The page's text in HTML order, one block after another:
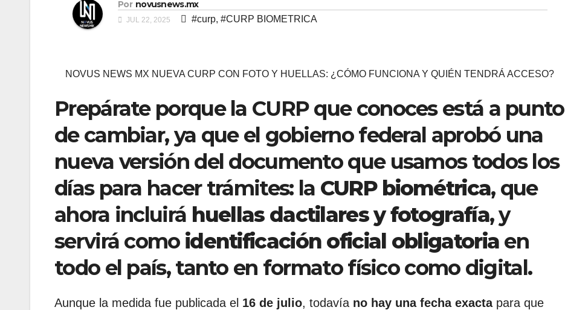
Por novusnews.mx
JUL 22, 2025 #curp, #CURP BIOMETRICA
NOVUS NEWS MX NUEVA CURP CON FOTO Y HUELLAS: ¿CÓMO FUNCIONA Y QUIÉN TENDRÁ ACCESO?
Prepárate porque la CURP que conoces está a punto
de cambiar, ya que el gobierno federal aprobó una
nueva versión del documento que usamos todos los
días para hacer trámites: la CURP biométrica, que
ahora incluirá huellas dactilares y fotografía, y
servirá como identificación oficial obligatoria en
todo el país, tanto en formato físico como digital.
Aunque la medida fue publicada el 16 de julio, todavía no hay una fecha exactapara que